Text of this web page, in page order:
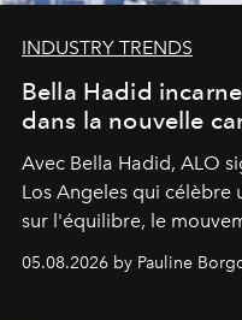
INDUSTRY TRENDS
Bella Hadid
dans la nouvelle
Avec Bella Hadid, ALO
Los Angeles qui célèbre
sur l'équilibre, le
05.08.2026 by Pauline